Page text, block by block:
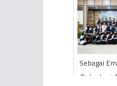
Sebagai
Debarkasi